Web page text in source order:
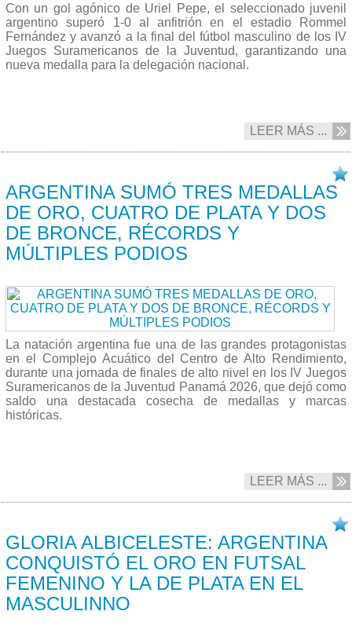
Con un gol agónico de Uriel Pepe, el seleccionado juvenil
argentino superó 1-0 al anfitrión en el estadio Rommel
Fernández y avanzó a la final del fútbol masculino de los IV
Juegos Suramericanos de la Juventud, garantizando una
nueva medalla para la delegación nacional.
LEER MÁS ...
ARGENTINA SUMÓ TRES MEDALLAS
DE ORO, CUATRO DE PLATA Y DOS
DE BRONCE, RÉCORDS Y
MÚLTIPLES PODIOS
La natación argentina fue una de las grandes protagonistas
en el Complejo Acuático del Centro de Alto Rendimiento,
durante una jornada de finales de alto nivel en los IV Juegos
Suramericanos de la Juventud Panamá 2026, que dejó como
saldo una destacada cosecha de medallas y marcas
históricas.
LEER MÁS ...
GLORIA ALBICELESTE: ARGENTINA
CONQUISTÓ EL ORO EN FUTSAL
FEMENINO Y LA DE PLATA EN EL
MASCULINNO